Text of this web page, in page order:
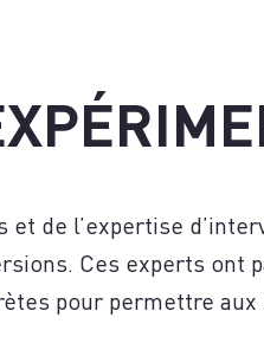
de l’expertise
Ces experts
pour permettre